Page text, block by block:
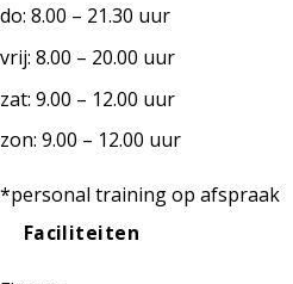
do: 8.00 – 21.30 uur
vrij: 8.00 – 20.00 uur
zat: 9.00 – 12.00 uur
zon: 9.00 – 12.00 uur
*personal training op afspraak
Faciliteiten